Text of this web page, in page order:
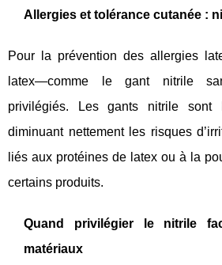
Allergies et tolérance cutanée :
Pour la prévention des allergies
latex—comme le gant nitrile
privilégiés. Les gants nitrile sont
diminuant nettement les risques
liés aux protéines de latex ou à la
certains produits.
Quand privilégier le nitrile
matériaux